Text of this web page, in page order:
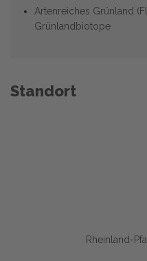
Artenreiches Grünland
Grünlandbiotope
Standort
Rheinland-